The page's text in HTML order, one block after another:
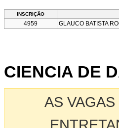
INSCRIÇÃO
4959 GLAUCO BATISTA
CIENCIA DE
AS